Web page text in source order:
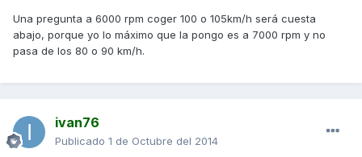
Una pregunta a 6000 rpm coger 100 o 105km/h será cuesta
abajo, porque yo lo máximo que la pongo es a 7000 rpm y no
pasa de los 80 o 90 km/h.
ivan76
Publicado 1 de Octubre del 2014